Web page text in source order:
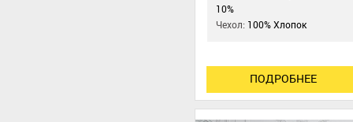
10%
Чехол: 100% Хлопок
ПОДРОБНЕЕ